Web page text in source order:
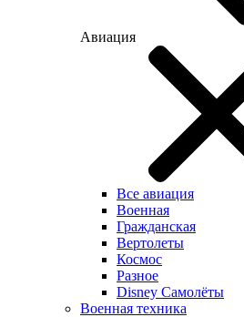
Авиация
Все авиация
Военная
Гражданская
Вертолеты
Космос
Разное
Disney Самолёты
Военная техника